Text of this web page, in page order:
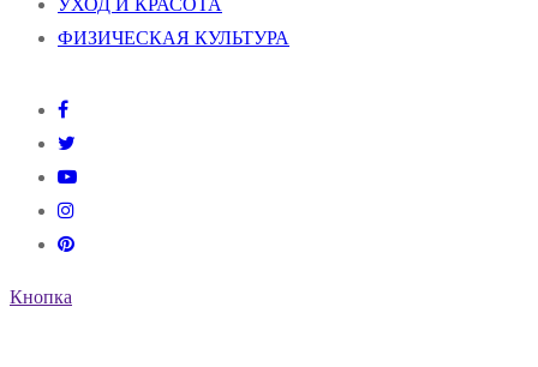
УХОД И КРАСОТА
ФИЗИЧЕСКАЯ КУЛЬТУРА
Кнопка